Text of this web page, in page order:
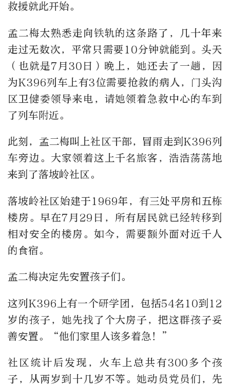
救援就此开始。
孟二梅太熟悉走向铁轨的这条路了，几十年来
走过无数次，平常只需要10分钟就能到。头天
（也就是7月30日）晚上，她还去了一趟，因
为K396列车上有3位需要抢救的病人，门头沟
区卫健委领导来电，请她领着急救中心的车到
了列车附近。
此刻，孟二梅叫上社区干部，冒雨走到K396列
车旁边。大家领着这上千名旅客，浩浩荡荡地
来到了落坡岭社区。
落坡岭社区始建于1969年，有三处平房和五栋
楼房。早在7月29日，所有居民就已经转移到
相对安全的楼房。如今，需要额外面对近千人
的食宿。
孟二梅决定先安置孩子们。
这列K396上有一个研学团，包括54名10到12
岁的孩子，她先找了个大房子，把这群孩子妥
善安置。“他们家里人该多着急！”
社区统计后发现，火车上总共有300多个孩
子，从两岁到十几岁不等。她动员党员们，先